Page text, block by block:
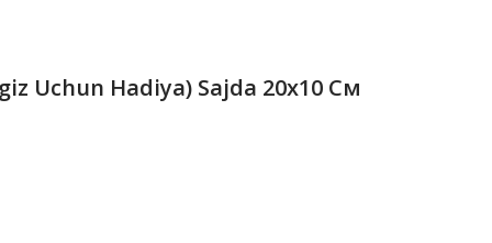
Uchun Hadiya) Sajda 20х10 См